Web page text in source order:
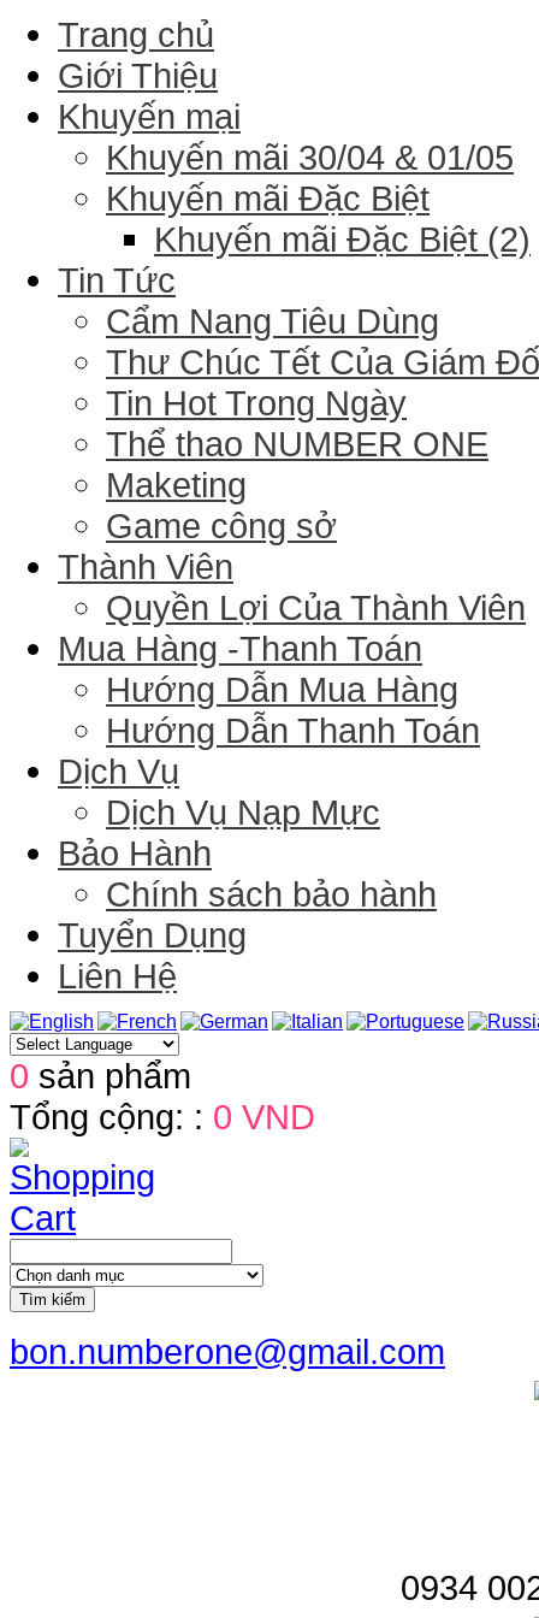
Trang chủ
Giới Thiệu
Khuyến mại
Khuyến mãi 30/04 & 01/05
Khuyến mãi Đặc Biệt
Khuyến mãi Đặc Biệt (2)
Tin Tức
Cẩm Nang Tiêu Dùng
Thư Chúc Tết Của Giám
Tin Hot Trong Ngày
Thể thao NUMBER ONE
Maketing
Game công sở
Thành Viên
Quyền Lợi Của Thành Viên
Mua Hàng -Thanh Toán
Hướng Dẫn Mua Hàng
Hướng Dẫn Thanh Toán
Dịch Vụ
Dịch Vụ Nạp Mực
Bảo Hành
Chính sách bảo hành
Tuyển Dụng
Liên Hệ
0 sản phẩm
Tổng cộng: : 0 VND
Tìm kiếm
bon.numberone@gmail.com
0934